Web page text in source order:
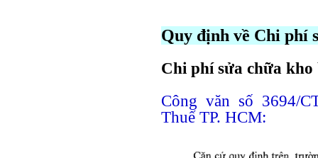
Quy định về Chi phí
Chi phí sửa chữa
Công văn số 3694/
Thuế TP. HCM: